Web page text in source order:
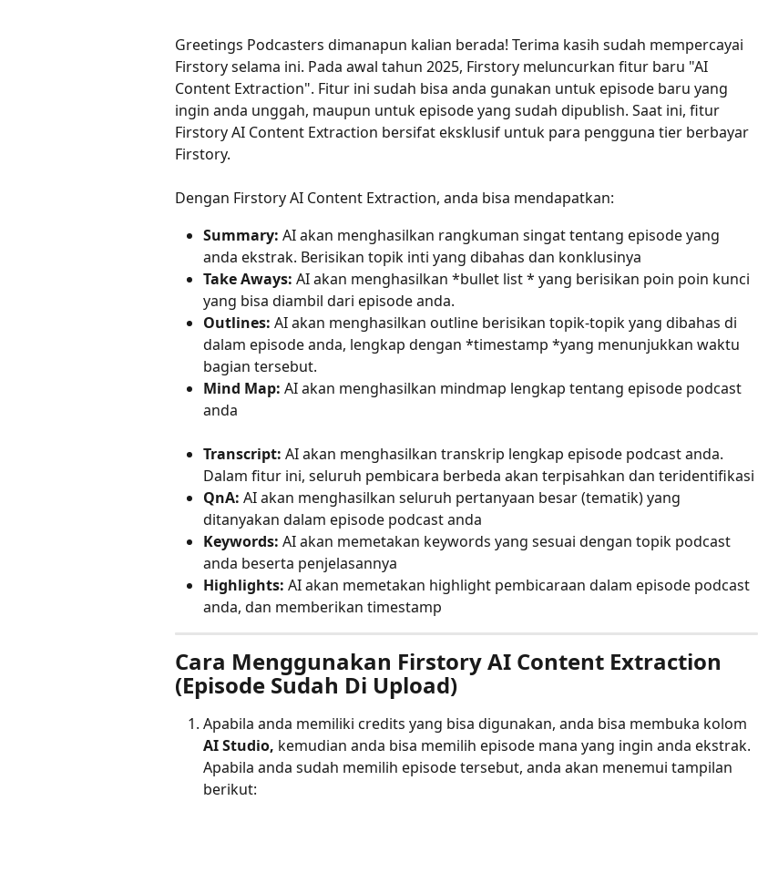
Greetings Podcasters dimanapun kalian berada! Terima kasih sudah mempercayai
Firstory selama ini. Pada awal tahun 2025, Firstory meluncurkan fitur baru "AI
Content Extraction". Fitur ini sudah bisa anda gunakan untuk episode baru yang
ingin anda unggah, maupun untuk episode yang sudah dipublish. Saat ini, fitur
Firstory AI Content Extraction bersifat eksklusif untuk para pengguna tier berbayar
Firstory.
Dengan Firstory AI Content Extraction, anda bisa mendapatkan:
Summary: AI akan menghasilkan rangkuman singat tentang episode yang
anda ekstrak. Berisikan topik inti yang dibahas dan konklusinya
Take Aways: AI akan menghasilkan *bullet list * yang berisikan poin poin kunci
yang bisa diambil dari episode anda.
Outlines: AI akan menghasilkan outline berisikan topik-topik yang dibahas di
dalam episode anda, lengkap dengan *timestamp *yang menunjukkan waktu
bagian tersebut.
Mind Map: AI akan menghasilkan mindmap lengkap tentang episode podcast
anda
Transcript: AI akan menghasilkan transkrip lengkap episode podcast anda.
Dalam fitur ini, seluruh pembicara berbeda akan terpisahkan dan teridentifikasi
QnA: AI akan menghasilkan seluruh pertanyaan besar (tematik) yang
ditanyakan dalam episode podcast anda
Keywords: AI akan memetakan keywords yang sesuai dengan topik podcast
anda beserta penjelasannya
Highlights: AI akan memetakan highlight pembicaraan dalam episode podcast
anda, dan memberikan timestamp
Cara Menggunakan Firstory AI Content Extraction
(Episode Sudah Di Upload)
Apabila anda memiliki credits yang bisa digunakan, anda bisa membuka kolom
AI Studio, kemudian anda bisa memilih episode mana yang ingin anda ekstrak.
Apabila anda sudah memilih episode tersebut, anda akan menemui tampilan
berikut: